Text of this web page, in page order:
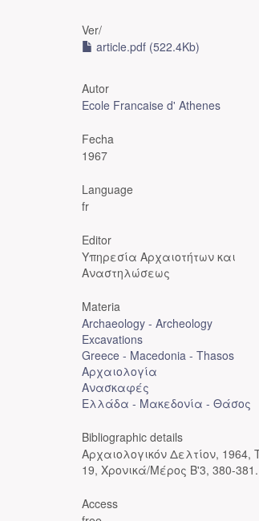
Ver/
article.pdf (522.4Kb)
Autor
Ecole Francaise d' Athenes
Fecha
1967
Language
fr
Editor
Υπηρεσία Αρχαιοτήτων και
Αναστηλώσεως
Materia
Archaeology - Archeology
Excavations
Greece - Macedonia - Thasos
Αρχαιολογία
Ανασκαφές
Ελλάδα - Μακεδονία - Θάσος
Bibliographic details
Αρχαιολογικόν Δελτίον, 1964,
19, Χρονικά/Μέρος Β'3, 380-381.
Access